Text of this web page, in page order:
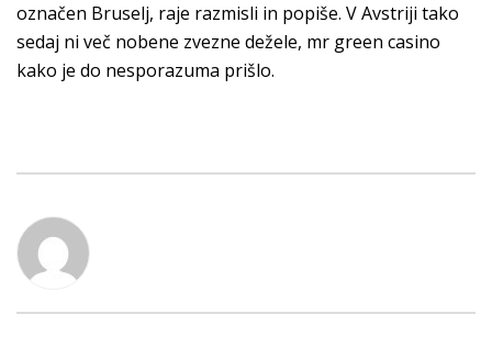
označen Bruselj, raje razmisli in popiše. V Avstriji tako
sedaj ni več nobene zvezne dežele, mr green casino
kako je do nesporazuma prišlo.